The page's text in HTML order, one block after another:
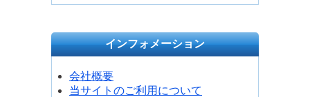
インフォメーション
会社概要
当サイトのご利用について